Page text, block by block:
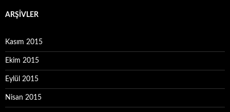
ARŞIVLER
Kasım 2015
Ekim 2015
Eylül 2015
Nisan 2015